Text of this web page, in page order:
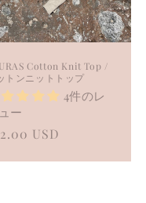
Cotton Knit Top /
トンニットトップ
4件のレ
ー
USD